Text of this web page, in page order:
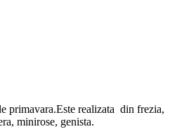
primavara.Este realizata din frezia,
minirose, genista.